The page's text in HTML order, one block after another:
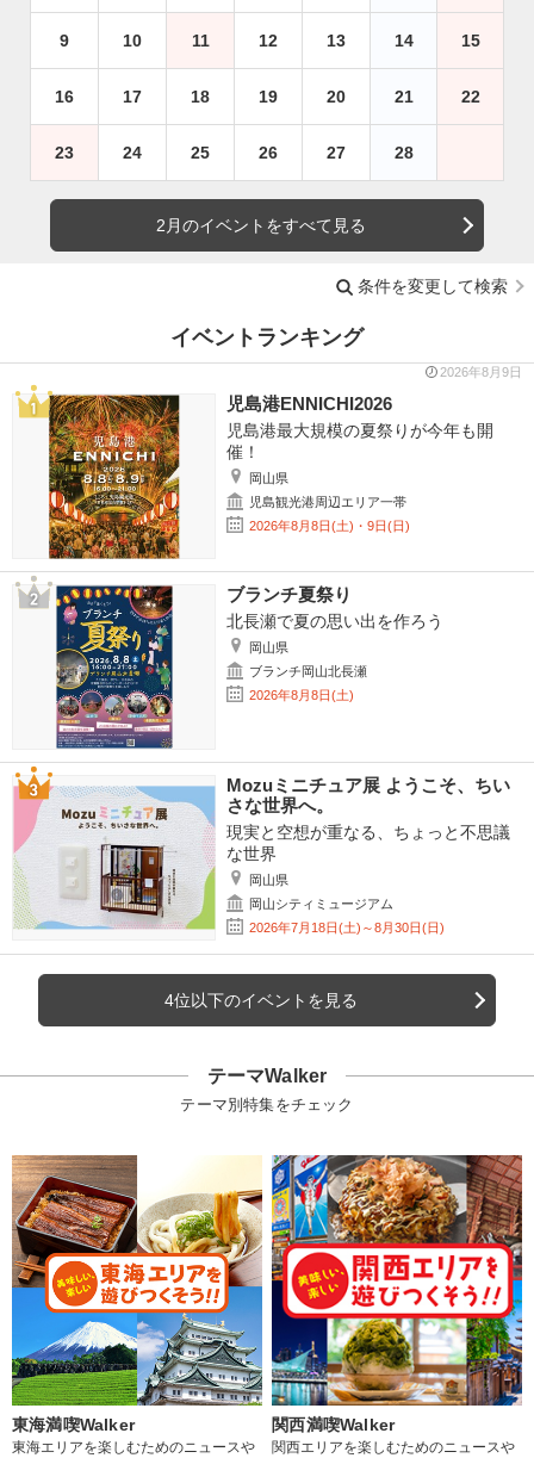
9 10 11 12 13 14 15
16 17 18 19 20 21 22
23 24 25 26 27 28
2月のイベントをすべて見る
条件を変更して検索
イベントランキング
2026年8月9日
児島港ENNICHI2026
児島港最大規模の夏祭りが今年も開
催！
岡山県
児島観光港周辺エリア一帯
2026年8月8日(土)・9日(日)
ブランチ夏祭り
北長瀬で夏の思い出を作ろう
岡山県
ブランチ岡山北長瀬
2026年8月8日(土)
Mozuミニチュア展 ようこそ、ちい
さな世界へ。
現実と空想が重なる、ちょっと不思議
な世界
岡山県
岡山シティミュージアム
2026年7月18日(土)～8月30日(日)
4位以下のイベントを見る
テーマWalker
テーマ別特集をチェック
東海満喫Walker
東海エリアを楽しむためのニュースや
関西満喫Walker
関西エリアを楽しむためのニュースや